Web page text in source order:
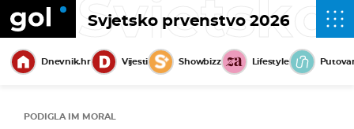
Svjetsko prvenstvo 2026
Dnevnik.hr Vijesti Showbizz Lifestyle
PODIGLA IM MORAL